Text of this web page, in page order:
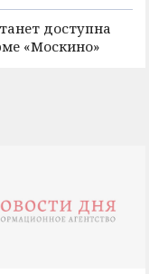
доступна
«Москино»